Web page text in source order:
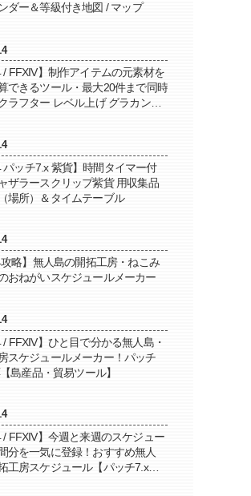
ダー＆等級付き地図 / マップ
/ FFXIV】制作アイテムの元素材を
できるツール・最大20件まで同時
ラフター レベル上げ グラカン納
パッチ7.x 紫貨】時間タイマー付
ザラースクリップ紫貨 用収集品
場所）＆タイムテーブル
攻略】無人島の開拓工房・ねこみ
おねがいスケジュールメーカー
/ FFXIV】ひと目で分かる無人島・
スケジュールメーカー！パッチ
島産品・貿易ツール】
/ FFXIV】今週と来週のスケジュー
分を一気に登録！おすすめ無人
工房スケジュール【パッチ7.x対